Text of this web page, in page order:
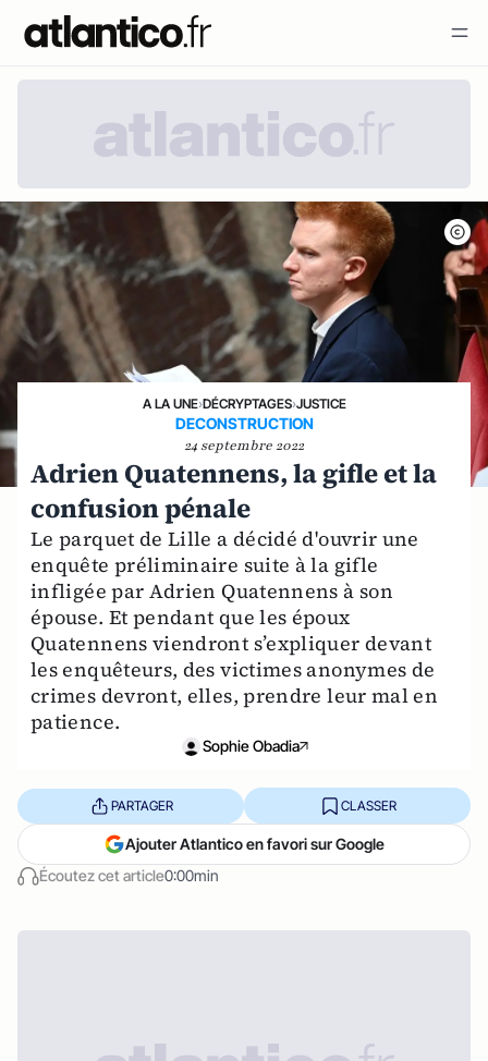
A LA UNE›DÉCRYPTAGES›JUSTICE
DECONSTRUCTION
24 septembre 2022
Adrien Quatennens, la gifle et la
confusion pénale
Le parquet de Lille a décidé d'ouvrir une
enquête préliminaire suite à la gifle
infligée par Adrien Quatennens à son
épouse. Et pendant que les époux
Quatennens viendront s’expliquer devant
les enquêteurs, des victimes anonymes de
crimes devront, elles, prendre leur mal en
patience.
Sophie Obadia
Écoutez cet article0:00min
PARTAGER CLASSER
Ajouter Atlantico en favori sur Google